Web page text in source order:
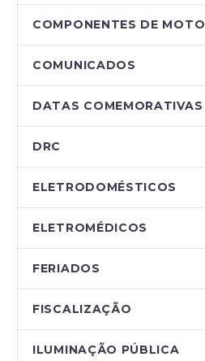
COMPONENTES DE MOTO
COMUNICADOS
DATAS COMEMORATIVAS
DRC
ELETRODOMÉSTICOS
ELETROMÉDICOS
FERIADOS
FISCALIZAÇÃO
ILUMINAÇÃO PÚBLICA